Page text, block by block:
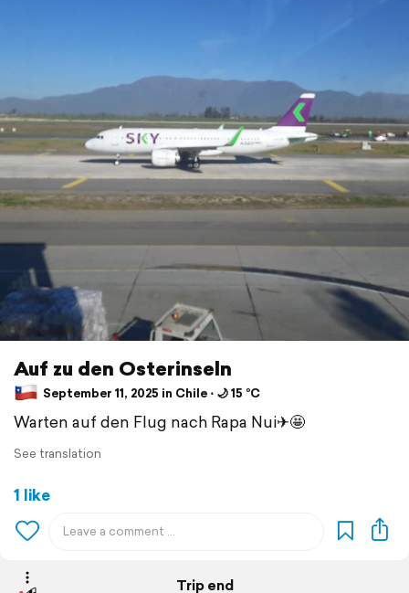
Auf zu den Osterinseln
September 11, 2025 in Chile ⋅ 🌙 15 °C
Warten auf den Flug nach Rapa Nui✈🤩
See translation
1 like
Trip end